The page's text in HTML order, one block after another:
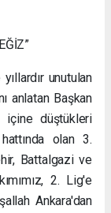
unutulan
anlatan Başkan
içine düştükleri
olan 3.
Battalgazi ve
2. Lig'e
Ankara'dan